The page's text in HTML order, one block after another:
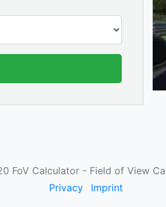
FoV Calculator - Field of View
Privacy
Imprint